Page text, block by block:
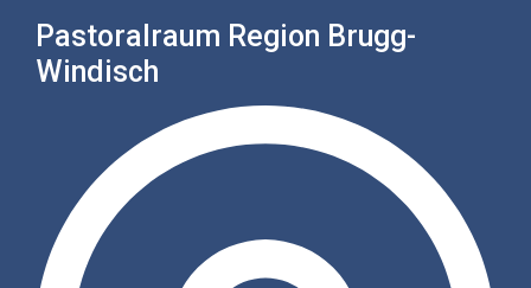
Pastoralraum Region Brugg-
Windisch